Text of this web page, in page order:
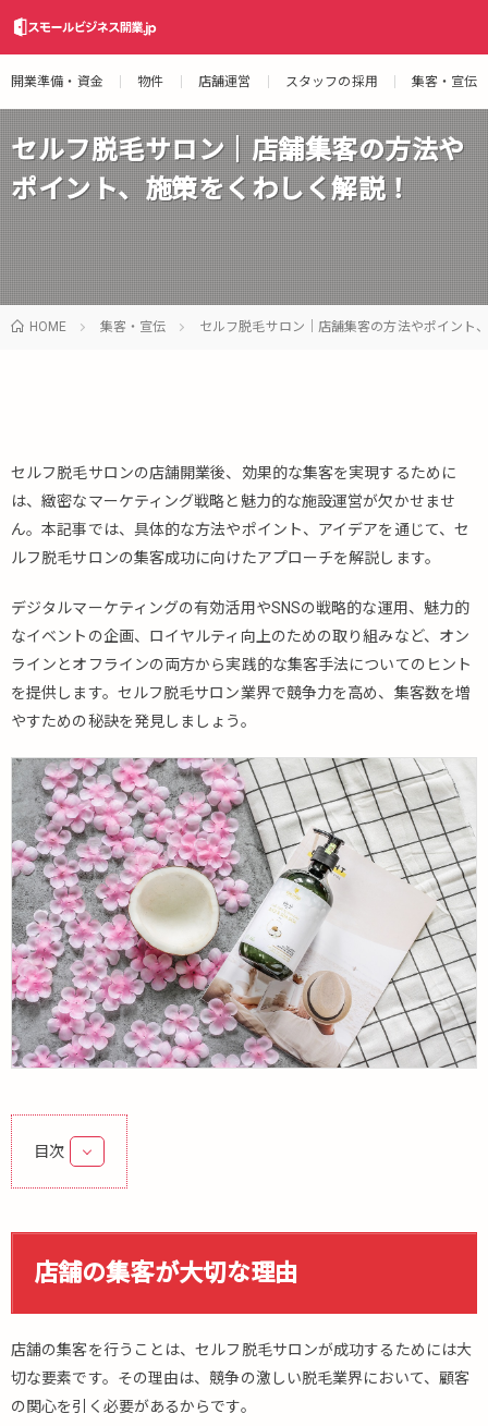
開業準備・資金 物件 店舗運営 スタッフの採用 集客・宣伝
セルフ脱毛サロン｜店舗集客の方法や
ポイント、施策をくわしく解説！
HOME 集客・宣伝 セルフ脱毛サロン｜店舗集客の方法やポイント
セルフ脱毛サロンの店舗開業後、効果的な集客を実現するために
は、緻密なマーケティング戦略と魅力的な施設運営が欠かせませ
ん。本記事では、具体的な方法やポイント、アイデアを通じて、セ
ルフ脱毛サロンの集客成功に向けたアプローチを解説します。
デジタルマーケティングの有効活用やSNSの戦略的な運用、魅力的
なイベントの企画、ロイヤルティ向上のための取り組みなど、オン
ラインとオフラインの両方から実践的な集客手法についてのヒント
を提供します。セルフ脱毛サロン業界で競争力を高め、集客数を増
やすための秘訣を発見しましょう。
目次
1.
舗
の
集
大
切
な
店舗の集客が大切な理由
店舗の集客を行うことは、セルフ脱毛サロンが成功するためには大
切な要素です。その理由は、競争の激しい脱毛業界において、顧客
の関心を引く必要があるからです。